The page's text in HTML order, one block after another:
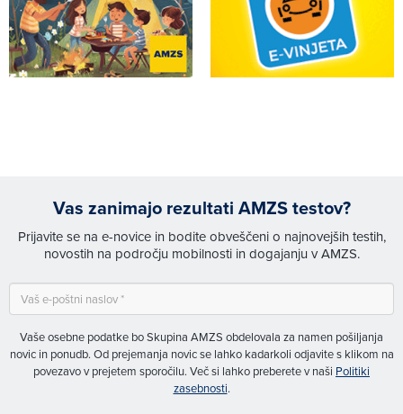
Vas zanimajo rezultati AMZS testov?
Prijavite se na e-novice in bodite obveščeni o najnovejših testih,
novostih na področju mobilnosti in dogajanju v AMZS.
Vaše osebne podatke bo Skupina AMZS obdelovala za namen pošiljanja
novic in ponudb. Od prejemanja novic se lahko kadarkoli odjavite s klikom na
povezavo v prejetem sporočilu. Več si lahko preberete v naši Politiki
zasebnosti.